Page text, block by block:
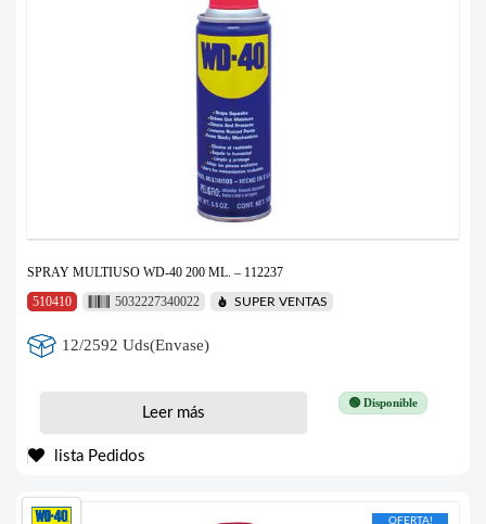
SPRAY MULTIUSO WD-40 200 ML. – 112237
510410
5032227340022 SUPER VENTAS
12/2592 Uds(Envase)
🟢 Disponible
Leer más
lista Pedidos
OFERTA!